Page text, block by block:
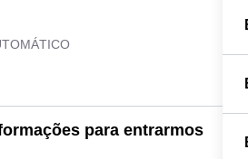
para entrarmos